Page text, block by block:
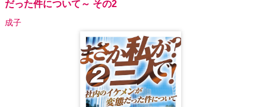
だった件について～ その2
成子